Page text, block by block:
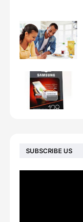
SUBSCRIBE US